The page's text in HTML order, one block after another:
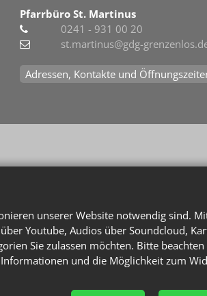
unserer Website notwendig sind.
Youtube, Audios über Soundcloud,
Sie zulassen möchten. Bitte beachten
und die Möglichkeit zum
Pfarrbüro St. Martinus
0241 - 931 00 20
st.martinus@gdg-
Adressen, Kontakte und